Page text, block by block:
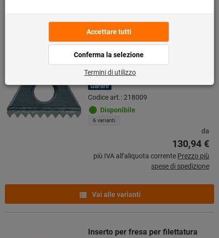
Vai alle varianti
Inserto per fresa per filettatura
interna a 60° HB7720
Codice art.: 218009
Disponibile
6 varianti
da
130,94 €
più IVA all’aliquota corrente Prezzo più
spese di spedizione
Vai alle varianti
Inserto per fresa per filettatura